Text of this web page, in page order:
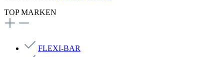
TOP MARKEN
FLEXI-BAR